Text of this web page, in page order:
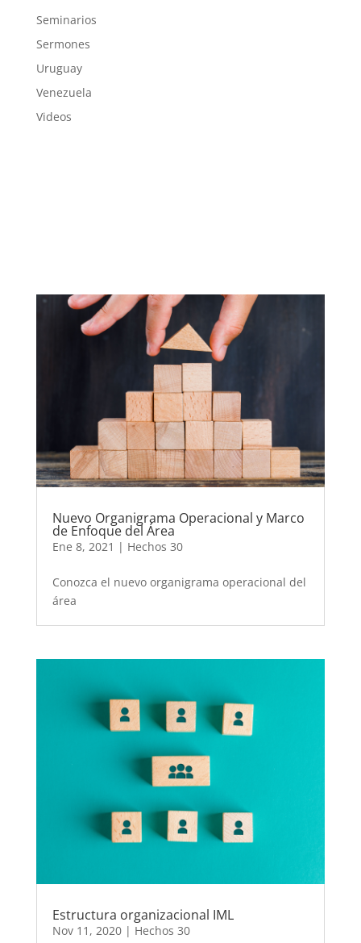
Seminarios
Sermones
Uruguay
Venezuela
Videos
Nuevo Organigrama Operacional y Marco
de Enfoque del Área
Ene 8, 2021 | Hechos 30
Conozca el nuevo organigrama operacional del
área
Estructura organizacional IML
Nov 11, 2020| Hechos 30